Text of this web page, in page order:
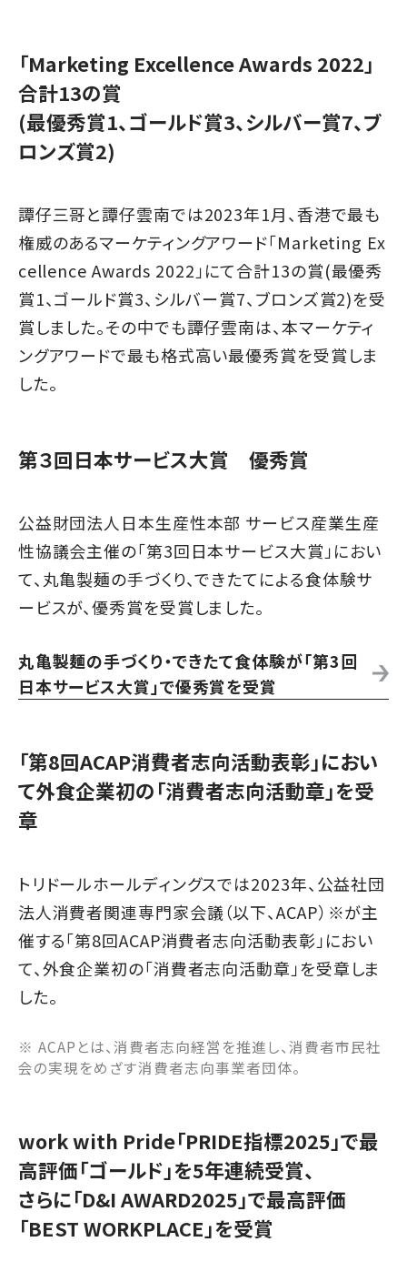
「Marketing Excellence Awards 2022」
合計13の賞
(最優秀賞1、ゴールド賞3、シルバー賞7、ブ
ロンズ賞2)
譚仔三哥と譚仔雲南では2023年1月、香港で最も
権威のあるマーケティングアワード「Marketing Ex
cellence Awards 2022」にて合計13の賞(最優秀
賞1、ゴールド賞3、シルバー賞7、ブロンズ賞2)を受
賞しました。その中でも譚仔雲南は、本マーケティ
ングアワードで最も格式高い最優秀賞を受賞しま
した。
第３回日本サービス大賞 優秀賞
公益財団法人日本生産性本部 サービス産業生産
性協議会主催の「第3回日本サービス大賞」におい
て、丸亀製麺の手づくり、できたてによる食体験サ
ービスが、優秀賞を受賞しました。
丸亀製麺の手づくり・できたて食体験が「第3回
日本サービス大賞」で優秀賞を受賞
「第8回ACAP消費者志向活動表彰」におい
て外食企業初の「消費者志向活動章」を受
章
トリドールホールディングスでは2023年、公益社団
法人消費者関連専門家会議（以下、ACAP）※が主
催する「第8回ACAP消費者志向活動表彰」におい
て、外食企業初の「消費者志向活動章」を受章しま
した。
※ ACAPとは、消費者志向経営を推進し、消費者市民社
会の実現をめざす消費者志向事業者団体。
work with Pride「PRIDE指標2025」で最
高評価「ゴールド」を5年連続受賞、
さらに「D&I AWARD2025」で最高評価
「BEST WORKPLACE」を受賞